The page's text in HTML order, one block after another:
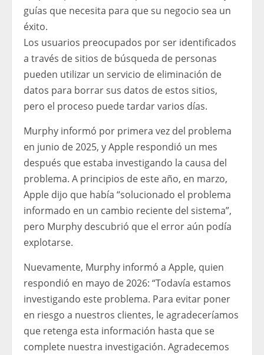
guías que necesita para que su negocio sea un
éxito.
Los usuarios preocupados por ser identificados
a través de sitios de búsqueda de personas
pueden utilizar un servicio de eliminación de
datos para borrar sus datos de estos sitios,
pero el proceso puede tardar varios días.
Murphy informó por primera vez del problema
en junio de 2025, y Apple respondió un mes
después que estaba investigando la causa del
problema. A principios de este año, en marzo,
Apple dijo que había “solucionado el problema
informado en un cambio reciente del sistema”,
pero Murphy descubrió que el error aún podía
explotarse.
Nuevamente, Murphy informó a Apple, quien
respondió en mayo de 2026: “Todavía estamos
investigando este problema. Para evitar poner
en riesgo a nuestros clientes, le agradeceríamos
que retenga esta información hasta que se
complete nuestra investigación. Agradecemos